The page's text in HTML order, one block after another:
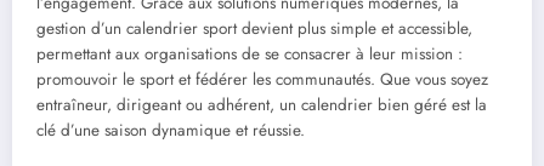
gestion d’un calendrier sport devient plus simple et accessible,
permettant aux organisations de se consacrer à leur mission :
promouvoir le sport et fédérer les communautés. Que vous soyez
entraîneur, dirigeant ou adhérent, un calendrier bien géré est la
clé d’une saison dynamique et réussie.